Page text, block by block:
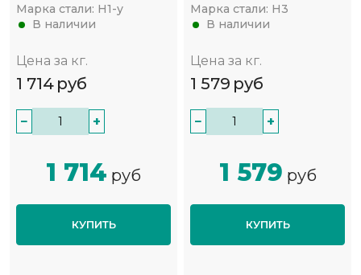
Марка стали: Н1-у
В наличии
Цена за кг.
1 714 руб
− +
1 714 руб
КУПИТЬ
Марка стали: Н3
В наличии
Цена за кг.
1 579 руб
− +
1 579 руб
КУПИТЬ